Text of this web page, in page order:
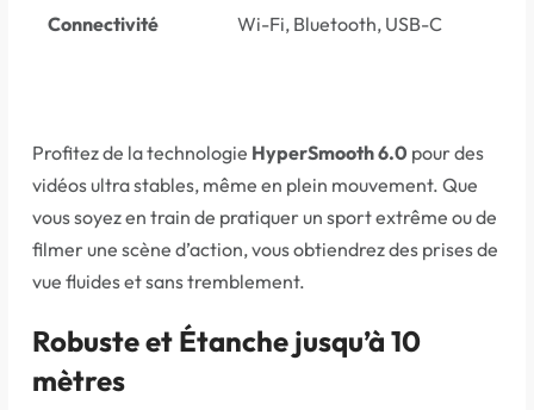
Connectivité Wi-Fi, Bluetooth, USB-C
Profitez de la technologie HyperSmooth 6.0 pour des
vidéos ultra stables, même en plein mouvement. Que
vous soyez en train de pratiquer un sport extrême ou de
filmer une scène d’action, vous obtiendrez des prises de
vue fluides et sans tremblement.
Robuste et Étanche jusqu’à 10
mètres